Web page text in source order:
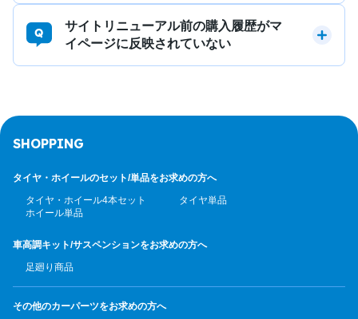
サイトリニューアル前の購入履歴がマ
イページに反映されていない
SHOPPING
タイヤ・ホイールのセット/単品をお求めの方へ
タイヤ・ホイール4本セット
タイヤ単品
ホイール単品
車高調キット/サスペンションをお求めの方へ
足廻り商品
その他のカーパーツをお求めの方へ